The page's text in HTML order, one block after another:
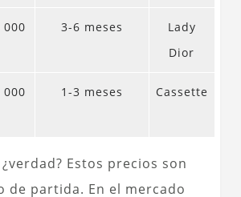
000 3-6 meses
Lady
Dior
000 1-3 meses Cassette
Estos precios son
de partida. En el mercado